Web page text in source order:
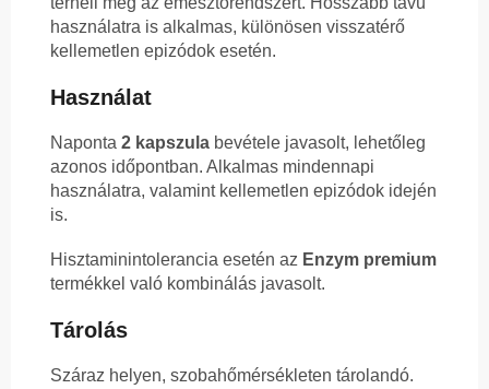
használatra is alkalmas, különösen visszatérő
kellemetlen epizódok esetén.
Használat
Naponta 2 kapszula bevétele javasolt, lehetőleg
azonos időpontban. Alkalmas mindennapi
használatra, valamint kellemetlen epizódok idején
is.
Hisztaminintolerancia esetén az Enzym premium
termékkel való kombinálás javasolt.
Tárolás
Száraz helyen, szobahőmérsékleten tárolandó.